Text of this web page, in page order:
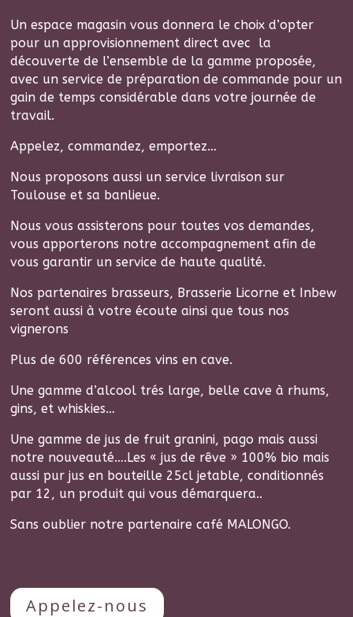
Un espace magasin vous donnera le choix d’opter
pour un approvisionnement direct avec la
découverte de l’ensemble de la gamme proposée,
avec un service de préparation de commande pour un
gain de temps considérable dans votre journée de
travail.
Appelez, commandez, emportez…
Nous proposons aussi un service livraison sur
Toulouse et sa banlieue.
Nous vous assisterons pour toutes vos demandes,
vous apporterons notre accompagnement afin de
vous garantir un service de haute qualité.
Nos partenaires brasseurs, Brasserie Licorne et Inbew
seront aussi à votre écoute ainsi que tous nos
vignerons
Plus de 600 références vins en cave.
Une gamme d’alcool trés large, belle cave à rhums,
gins, et whiskies…
Une gamme de jus de fruit granini, pago mais aussi
notre nouveauté….Les « jus de rêve » 100% bio mais
aussi pur jus en bouteille 25cl jetable, conditionnés
par 12, un produit qui vous démarquera..
Sans oublier notre partenaire café MALONGO.
Appelez-nous